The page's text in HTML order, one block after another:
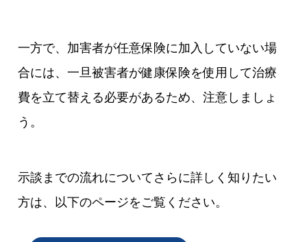
一方で、加害者が任意保険に加入していない場
合には、一旦被害者が健康保険を使用して治療
費を立て替える必要があるため、注意しましょ
う。
示談までの流れについてさらに詳しく知りたい
方は、以下のページをご覧ください。